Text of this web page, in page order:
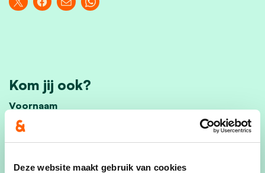
Deze website maakt gebruik van cookies
Kom jij ook?
Voornaam
Achternaam